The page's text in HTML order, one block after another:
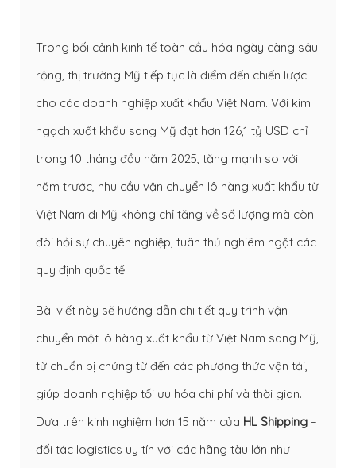
Trong bối cảnh kinh tế toàn cầu hóa ngày càng sâu
rộng, thị trường Mỹ tiếp tục là điểm đến chiến lược
cho các doanh nghiệp xuất khẩu Việt Nam. Với kim
ngạch xuất khẩu sang Mỹ đạt hơn 126,1 tỷ USD chỉ
trong 10 tháng đầu năm 2025, tăng mạnh so với
năm trước, nhu cầu vận chuyển lô hàng xuất khẩu từ
Việt Nam đi Mỹ không chỉ tăng về số lượng mà còn
đòi hỏi sự chuyên nghiệp, tuân thủ nghiêm ngặt các
quy định quốc tế.
Bài viết này sẽ hướng dẫn chi tiết quy trình vận
chuyển một lô hàng xuất khẩu từ Việt Nam sang Mỹ,
từ chuẩn bị chứng từ đến các phương thức vận tải,
giúp doanh nghiệp tối ưu hóa chi phí và thời gian.
Dựa trên kinh nghiệm hơn 15 năm của HL Shipping –
đối tác logistics uy tín với các hãng tàu lớn như